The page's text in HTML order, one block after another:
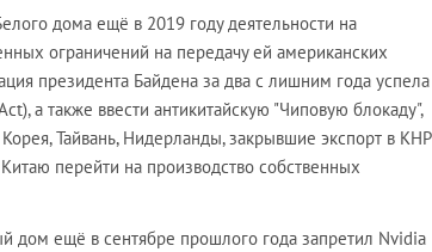
дома ещё в 2019 году деятельности на
ограничений на передачу ей американских
президента Байдена за два с лишним года успела
а также ввести антикитайскую "Чиповую блокаду",
Тайвань, Нидерланды, закрывшие экспорт в КНР
перейти на производство собственных
дом ещё в сентябре прошлого года запретил Nvidia